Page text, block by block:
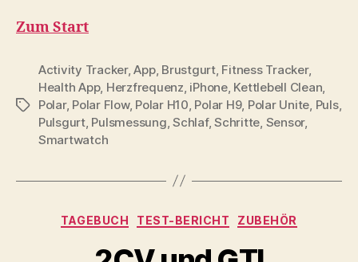
Zum Start
Schlagwörter
Activity Tracker,App, Brustgurt, Fitness Tracker,
Health App, Herzfrequenz, iPhone, Kettlebell Clean,
Polar, Polar Flow, Polar H10, Polar H9, Polar Unite, Puls,
Pulsgurt, Pulsmessung,Schlaf,Schritte, Sensor,
Smartwatch
Kategorien
TAGEBUCH TEST-BERICHT ZUBEHÖR
o